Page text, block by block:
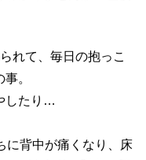
れて、毎日の抱っこ
。
したり…
に背中が痛くなり、床